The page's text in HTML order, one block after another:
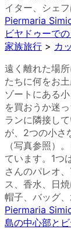
イター、シェ
Piermaria
ビヤドゥーで
家族旅行 > カ
遠く離れた場
たちに何をお
ゾートにある
を買おうか迷
ランに隣接し
が、2つの小さ
（写真参照）
ています。1つ
さんのパレオ
ス、香水、日
帽子、バッグ
Piermaria
島の中心部と